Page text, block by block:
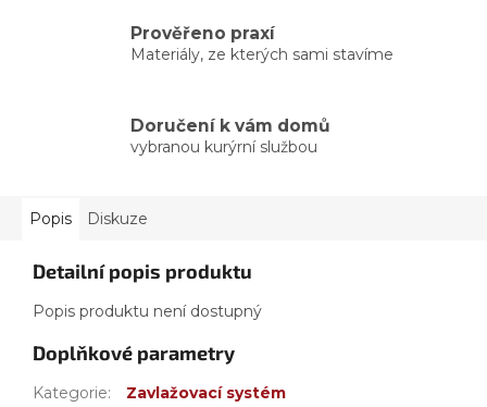
Prověřeno praxí
Materiály, ze kterých sami stavíme
Doručení k vám domů
vybranou kurýrní službou
Popis Diskuze
Detailní popis produktu
Popis produktu není dostupný
Doplňkové parametry
Kategorie:
Zavlažovací systém